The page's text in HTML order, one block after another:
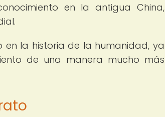
en la antigua China,
en la historia de la humanidad, ya
de una manera mucho más